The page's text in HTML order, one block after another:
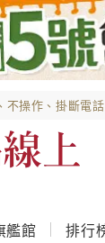
不操作、掛斷電話
艦館 排行